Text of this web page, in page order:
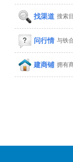
找渠道 搜索
问行情 与铁
建商铺 拥有